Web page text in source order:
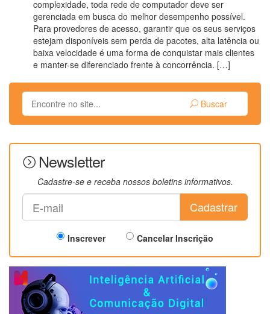
complexidade, toda rede de computador deve ser
gerenciada em busca do melhor desempenho possível.
Para provedores de acesso, garantir que os seus serviços
estejam disponíveis sem perda de pacotes, alta latência ou
baixa velocidade é uma forma de conquistar mais clientes
e manter-se diferenciado frente à concorrência. […]
Buscar
Newsletter
Cadastre-se e receba nossos boletins informativos.
Cadastrar
Inscrever Cancelar Inscrição